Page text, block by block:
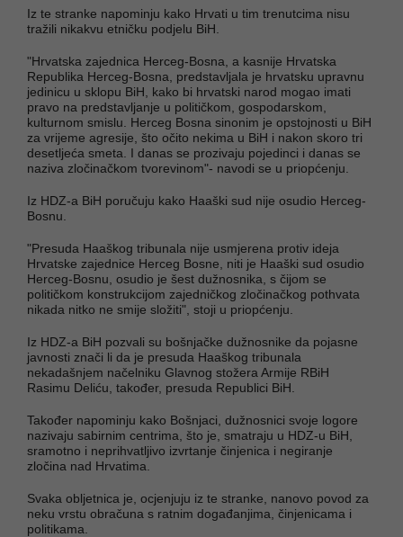
Iz te stranke napominju kako Hrvati u tim trenutcima nisu
tražili nikakvu etničku podjelu BiH.
"Hrvatska zajednica Herceg-Bosna, a kasnije Hrvatska
Republika Herceg-Bosna, predstavljala je hrvatsku upravnu
jedinicu u sklopu BiH, kako bi hrvatski narod mogao imati
pravo na predstavljanje u političkom, gospodarskom,
kulturnom smislu. Herceg Bosna sinonim je opstojnosti u BiH
za vrijeme agresije, što očito nekima u BiH i nakon skoro tri
desetljeća smeta. I danas se prozivaju pojedinci i danas se
naziva zločinačkom tvorevinom"- navodi se u priopćenju.
Iz HDZ-a BiH poručuju kako Haaški sud nije osudio Herceg-
Bosnu.
"Presuda Haaškog tribunala nije usmjerena protiv ideja
Hrvatske zajednice Herceg Bosne, niti je Haaški sud osudio
Herceg-Bosnu, osudio je šest dužnosnika, s čijom se
političkom konstrukcijom zajedničkog zločinačkog pothvata
nikada nitko ne smije složiti", stoji u priopćenju.
Iz HDZ-a BiH pozvali su bošnjačke dužnosnike da pojasne
javnosti znači li da je presuda Haaškog tribunala
nekadašnjem načelniku Glavnog stožera Armije RBiH
Rasimu Deliću, također, presuda Republici BiH.
Također napominju kako Bošnjaci, dužnosnici svoje logore
nazivaju sabirnim centrima, što je, smatraju u HDZ-u BiH,
sramotno i neprihvatljivo izvrtanje činjenica i negiranje
zločina nad Hrvatima.
Svaka obljetnica je, ocjenjuju iz te stranke, nanovo povod za
neku vrstu obračuna s ratnim događanjima, činjenicama i
politikama.